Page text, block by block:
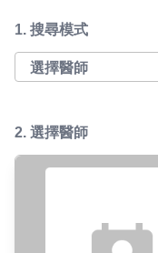
1. 搜尋模式
2. 選擇醫師